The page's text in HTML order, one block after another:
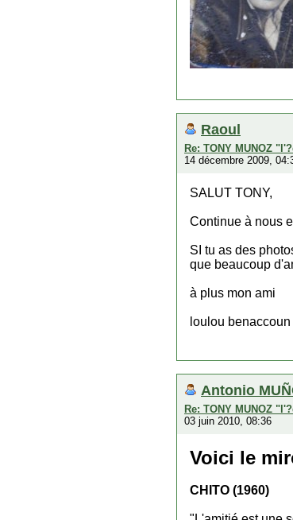
Raoul
Re: TONY MUNOZ
14 décembre 2009,
SALUT TONY,
Continue à nous
SI tu as des
que beaucoup
à plus mon ami
loulou benaccoun
Antonio
Re: TONY MUNOZ
03 juin 2010, 08:36
Voici le
CHITO (1960)